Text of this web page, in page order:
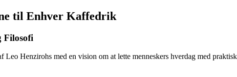
til Enhver Kaffedrik
Filosofi
Henzirohs med en vision om at lette menneskers hverdag med